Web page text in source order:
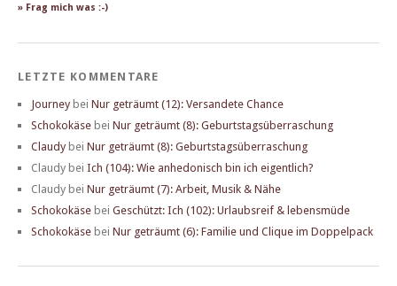
» Frag mich was :-)
LETZTE KOMMENTARE
Journey bei Nur geträumt (12): Versandete Chance
Schokokäse bei Nur geträumt (8): Geburtstagsüberraschung
Claudy bei Nur geträumt (8): Geburtstagsüberraschung
Claudy bei Ich (104): Wie anhedonisch bin ich eigentlich?
Claudy bei Nur geträumt (7): Arbeit, Musik & Nähe
Schokokäse bei Geschützt: Ich (102): Urlaubsreif & lebensmüde
Schokokäse bei Nur geträumt (6): Familie und Clique im Doppelpack